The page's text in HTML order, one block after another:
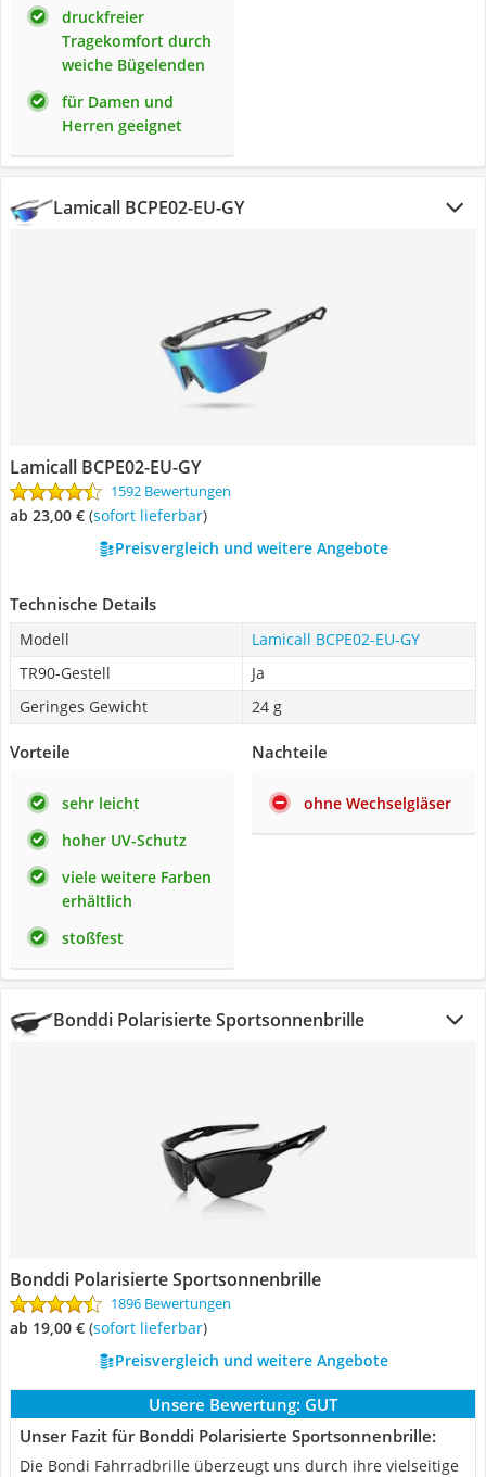
druckfreier
Tragekomfort durch
weiche Bügelenden
für Damen und
Herren geeignet
Lamicall ‎BCPE02-EU-GY
Lamicall ‎BCPE02-EU-GY
1592 Bewertungen
ab 23,00 € ( Sofort lieferbar)
Preisvergleich und weitere Angebote
Technische Details
Modell
Lamicall ‎BCPE02-EU-GY
TR90-Gestell
Ja
Geringes Gewicht
24 g
Vorteile
sehr leicht
hoher UV-Schutz
viele weitere Farben
erhältlich
stoßfest
Nachteile
ohne Wechselgläser
Bonddi Polarisierte Sportsonnenbrille
Bonddi Polarisierte Sportsonnenbrille
1896 Bewertungen
ab 19,00 € ( Sofort lieferbar)
Preisvergleich und weitere Angebote
Unsere Bewertung: GUT
Unser Fazit für Bonddi Polarisierte Sportsonnenbrille:
Die Bondi Fahrradbrille überzeugt uns durch ihre vielseitige